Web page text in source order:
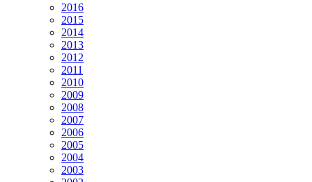
2016
2015
2014
2013
2012
2011
2010
2009
2008
2007
2006
2005
2004
2003